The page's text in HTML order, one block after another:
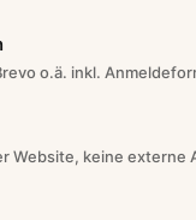
o.ä. inkl.
Website, keine externe